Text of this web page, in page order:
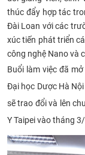
CỰU NGƯỜI
thúc đẩy hợp tác
Đài Loan với các
xúc tiến phát triển
công nghệ Nano và
Buổi làm việc đã
Đại học Dược Hà
sẽ trao đổi và lên
Y Taipei vào tháng